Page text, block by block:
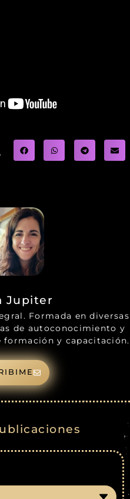
Jupiter
Formada en diversas
de autoconocimiento y
formación y capacitación.